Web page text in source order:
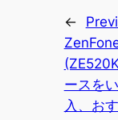
←
ースを
入、お